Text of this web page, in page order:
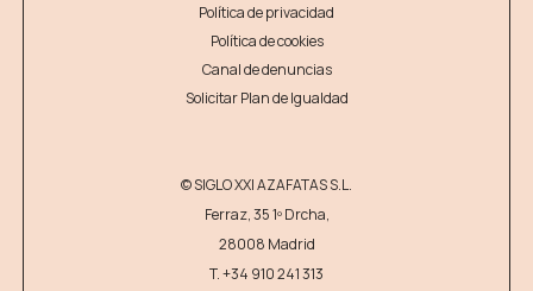
Política de privacidad
Política de cookies
Canal de denuncias
Solicitar Plan de Igualdad
© SIGLO XXI AZAFATAS S.L.
Ferraz, 35 1º Drcha,
28008 Madrid
T.+34 910 241 313